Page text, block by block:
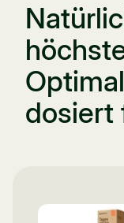
dosiert